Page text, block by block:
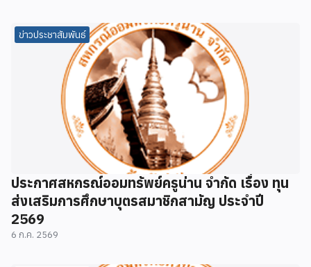
ข่าวประชาสัมพันธ์
ประกาศสหกรณ์ออมทรัพย์ครูน่าน จำกัด เรื่อง ทุน
ส่งเสริมการศึกษาบุตรสมาชิกสามัญ ประจำปี
2569
6 ก.ค. 2569